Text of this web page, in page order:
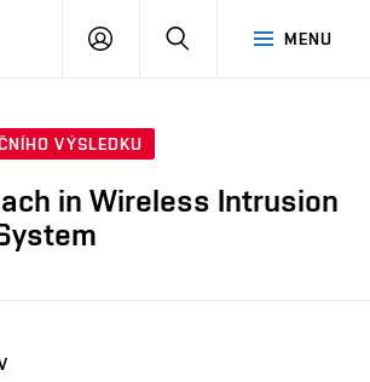
MENU
PŘIHLÁSIT
VÝSLEDKU
in Wireless Intrusion